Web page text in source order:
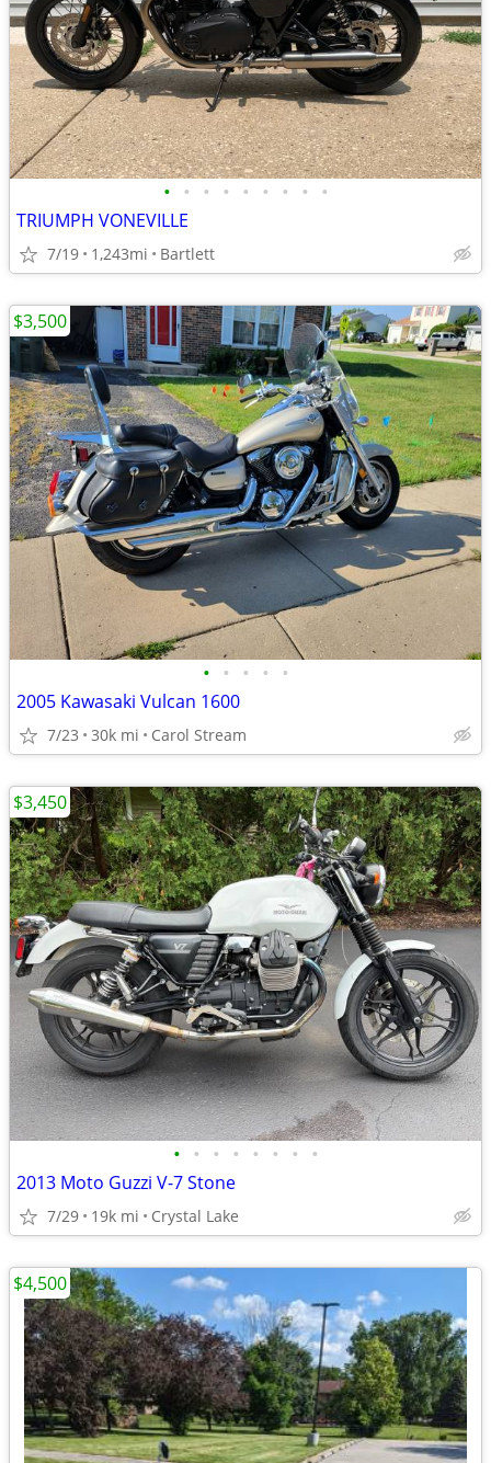
• • • • • • • • •
TRIUMPH VONEVILLE
7/19 1,243mi Bartlett
• • • • •
2005 Kawasaki Vulcan 1600
7/23 30k mi Carol Stream
$3,500
• • • • • • • •
2013 Moto Guzzi V-7 Stone
7/29 19k mi Crystal Lake
$3,450
$4,500